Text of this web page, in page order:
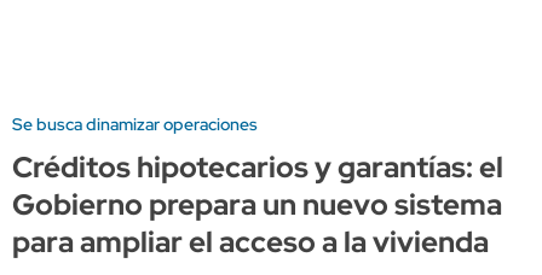
Se busca dinamizar operaciones
Créditos hipotecarios y garantías: el
Gobierno prepara un nuevo sistema
para ampliar el acceso a la vivienda